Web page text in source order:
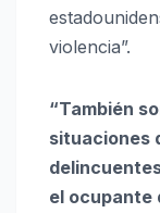
violencia”.
“También
situaciones
el ocupante